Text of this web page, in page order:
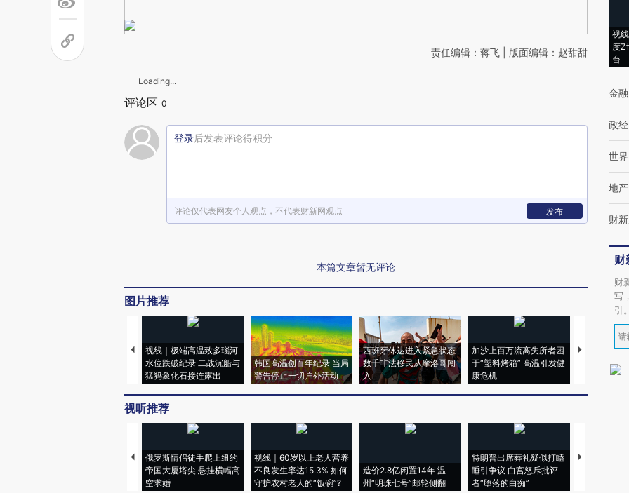
责任编辑：蒋飞 | 版面编辑：赵甜甜
Loading...
评论区 0
登录后发表评论得积分
评论仅代表网友个人观点，不代表财新网观点 发布
本篇文章暂无评论
图片推荐
视线｜极端高温致多瑙河
水位跌破纪录 二战沉船与
猛犸象化石接连露出
韩国高温创百年纪录 当局
警告停止一切户外活动
西班牙休达进入紧急状态
数千非法移民从摩洛哥闯
入
加沙上百万流离失所者困
于“塑料烤箱” 高温引发健
康危机
马航飞行员
粒摇头丸
视听推荐
俄罗斯情侣徒手爬上纽约
帝国大厦塔尖 悬挂横幅高
空求婚
视线｜60岁以上老人营养
不良发生率达15.3% 如何
守护农村老人的“饭碗”?
造价2.8亿闲置14年 温
州“明珠七号”邮轮侧翻
特朗普出席葬礼疑似打瞌
睡引争议 白宫怒斥批评
者“堕落的白痴”
视线｜全球
视
度Z
台
金融
政经
世界
地产
财
财
财
写
引。